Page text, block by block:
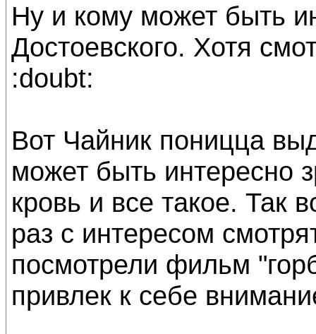
Ну и кому может быть
Достоевского. Хотя
:doubt:
Вот Чайник поницца
может быть интересно
кровь и все такое. Так
раз с интересом
посмотрели фильм
привлек к себе